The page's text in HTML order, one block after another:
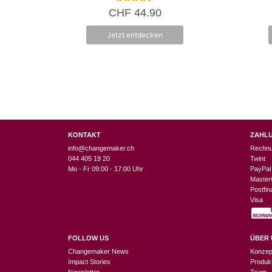
4.50
von 5
CHF44.90
Jetzt entdecken
KONTAKT
info@changemaker.ch
044 405 19 20
Mo - Fr 09:00 - 17:00 Uhr
FOLLOW US
Changemaker News
Impact Stories
Twint
PayPal
Visa
ÜBER